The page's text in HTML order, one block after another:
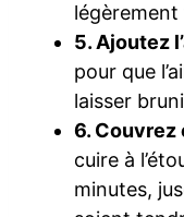
5. Ajoutez
pour que
laisser
6. Couvrez
cuire à
minutes,